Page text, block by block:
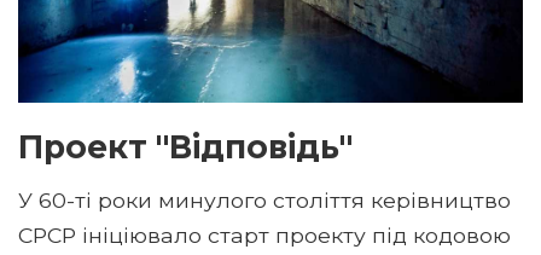
Проект "Відповідь"
У 60-ті роки минулого століття керівництво
СРСР ініціювало старт проекту під кодовою